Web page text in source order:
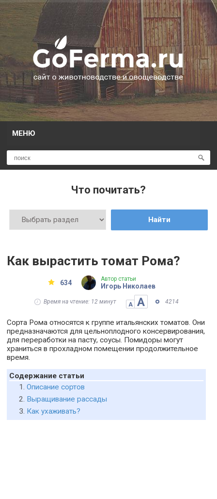
МЕНЮ
Что почитать?
Найти
Как вырастить томат Рома?
634 Автор статьи
Игорь Николаев
Время на чтение: 12 минут А А 4214
Сорта Рома относятся к группе итальянских томатов. Они
предназначаются для цельноплодного консервирования,
для переработки на пасту, соусы. Помидоры могут
храниться в прохладном помещении продолжительное
время.
Содержание статьи
Описание сортов
Выращивание рассады
Как ухаживать?